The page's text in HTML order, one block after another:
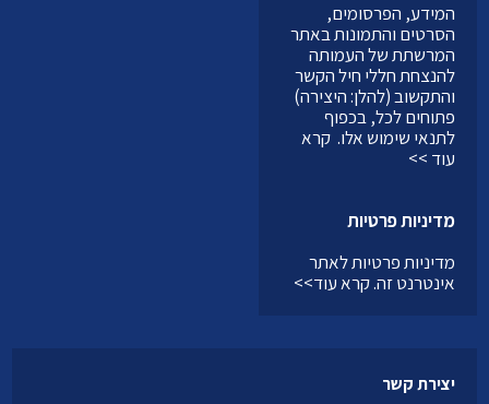
המידע, הפרסומים,
הסרטים והתמונות באתר
המרשתת של העמותה
להנצחת חללי חיל הקשר
והתקשוב (להלן: היצירה)
פתוחים לכל, בכפוף
לתנאי שימוש אלו.קרא
עוד >>
מדיניות פרטיות
מדיניות פרטיות לאתר
אינטרנט זה.קרא עוד>>
יצירת קשר